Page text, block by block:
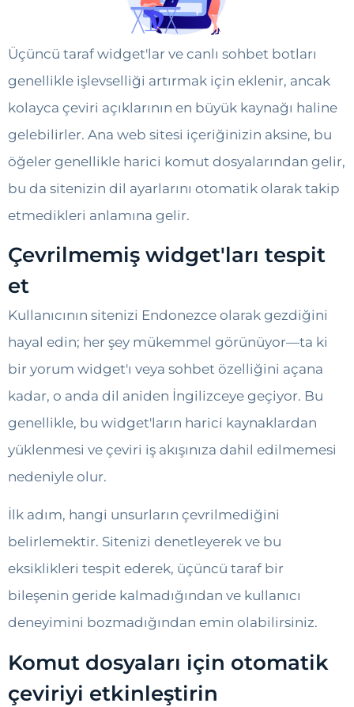
Üçüncü taraf widget'lar ve canlı sohbet botları
genellikle işlevselliği artırmak için eklenir, ancak
kolayca çeviri açıklarının en büyük kaynağı haline
gelebilirler. Ana web sitesi içeriğinizin aksine, bu
öğeler genellikle harici komut dosyalarından gelir,
bu da sitenizin dil ayarlarını otomatik olarak takip
etmedikleri anlamına gelir.
Çevrilmemiş widget'ları tespit
et
Kullanıcının sitenizi Endonezce olarak gezdiğini
hayal edin; her şey mükemmel görünüyor—ta ki
bir yorum widget'ı veya sohbet özelliğini açana
kadar, o anda dil aniden İngilizceye geçiyor. Bu
genellikle, bu widget'ların harici kaynaklardan
yüklenmesi ve çeviri iş akışınıza dahil edilmemesi
nedeniyle olur.
İlk adım, hangi unsurların çevrilmediğini
belirlemektir. Sitenizi denetleyerek ve bu
eksiklikleri tespit ederek, üçüncü taraf bir
bileşenin geride kalmadığından ve kullanıcı
deneyimini bozmadığından emin olabilirsiniz.
Komut dosyaları için otomatik
çeviriyi etkinleştirin